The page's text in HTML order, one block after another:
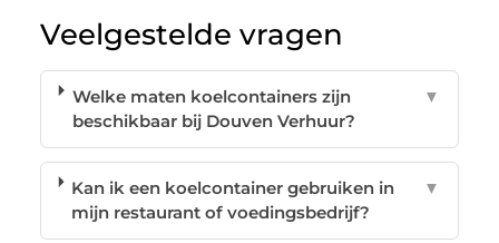
Veelgestelde vragen
Welke maten koelcontainers zijn
beschikbaar bij Douven Verhuur?
▼
Kan ik een koelcontainer gebruiken in
mijn restaurant of voedingsbedrijf?
▼